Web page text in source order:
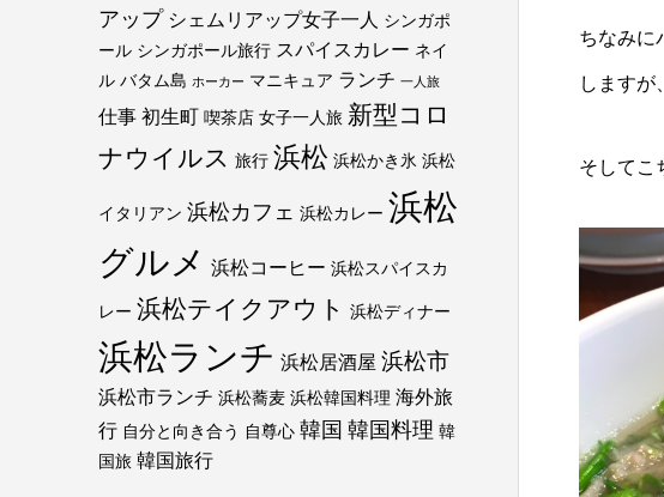
ちなみに
します
そしてこ
アップ シェムリアップ女子一人 シンガポ
ール シンガポール旅行 スパイスカレー ネイ
ル バタム島 ホーカー マニキュア ランチ 一人旅
仕事初生町 喫茶店 女子一人旅 新型コロ
ナウイルス 旅行 浜松 浜松かき氷 浜松
イタリアン 浜松カフェ 浜松カレー 浜松
グルメ 浜松コーヒー 浜松スパイスカ
レー 浜松テイクアウト 浜松ディナー
浜松ランチ 浜松居酒屋 浜松市
浜松市ランチ 浜松蕎麦 浜松韓国料理 海外旅
行 自分と向き合う 自尊心 韓国 韓国料理 韓
国旅 韓国旅行